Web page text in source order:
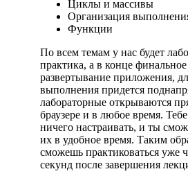
Циклы и массивы
Организация
Функции
По всем темам у нас будет
практика, а в конце финальное
развертывание приложения,
выполнения придется
лабораторные открываются
браузере и в любое время.
ничего настраивать, и ты
их в удобное время. Таким
сможешь практиковаться уже
секунд после завершения